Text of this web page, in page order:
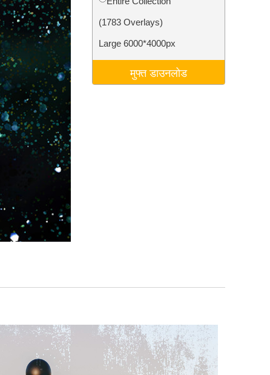
Video Editing Services
(1783 Overlays)
Large 6000*4000px
मुफ्त डाउनलोड